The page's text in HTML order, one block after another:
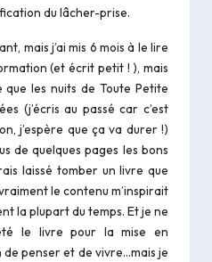
du lâcher-prise.
mais j’ai mis 6 mois à le lire
(et écrit petit ! ), mais
que les nuits de Toute Petite
(j’écris au passé car c’est
j’espère que ça va durer !)
de quelques pages les bons
laissé tomber un livre que
le contenu m’inspirait
la plupart du temps. Et je ne
le livre pour la mise en
penser et de vivre…mais je